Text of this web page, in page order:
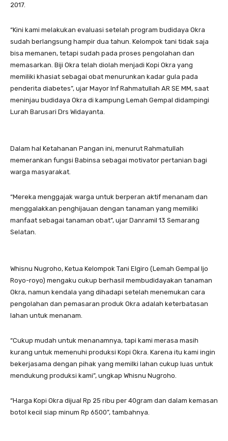
2017.
“Kini kami melakukan evaluasi setelah program budidaya Okra
sudah berlangsung hampir dua tahun. Kelompok tani tidak saja
bisa memanen, tetapi sudah pada proses pengolahan dan
memasarkan. Biji Okra telah diolah menjadi Kopi Okra yang
memiliki khasiat sebagai obat menurunkan kadar gula pada
penderita diabetes”, ujar Mayor Inf Rahmatullah AR SE MM, saat
meninjau budidaya Okra di kampung Lemah Gempal didampingi
Lurah Barusari Drs Widayanta.
Dalam hal Ketahanan Pangan ini, menurut Rahmatullah
memerankan fungsi Babinsa sebagai motivator pertanian bagi
warga masyarakat.
“Mereka menggajak warga untuk berperan aktif menanam dan
menggalakkan penghijauan dengan tanaman yang memiliki
manfaat sebagai tanaman obat”, ujar Danramil 13 Semarang
Selatan.
Whisnu Nugroho, Ketua Kelompok Tani Elgiro (Lemah Gempal Ijo
Royo-royo) mengaku cukup berhasil membudidayakan tanaman
Okra, namun kendala yang dihadapi setelah menemukan cara
pengolahan dan pemasaran produk Okra adalah keterbatasan
lahan untuk menanam.
“Cukup mudah untuk menanamnya, tapi kami merasa masih
kurang untuk memenuhi produksi Kopi Okra. Karena itu kami ingin
bekerjasama dengan pihak yang memilki lahan cukup luas untuk
mendukung produksi kami”, ungkap Whisnu Nugroho.
“Harga Kopi Okra dijual Rp 25 ribu per 40gram dan dalam kemasan
botol kecil siap minum Rp 6500”, tambahnya.